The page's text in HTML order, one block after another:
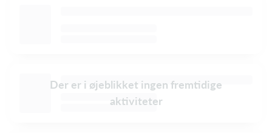
Der er i øjeblikket ingen fremtidige
aktiviteter